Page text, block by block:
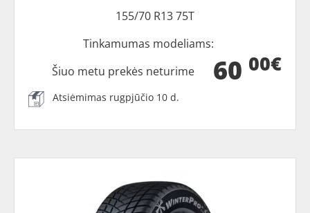
155/70 R13 75T
Tinkamumas modeliams:
60 00€
Šiuo metu prekės neturime
Atsiėmimas rugpjūčio 10 d.